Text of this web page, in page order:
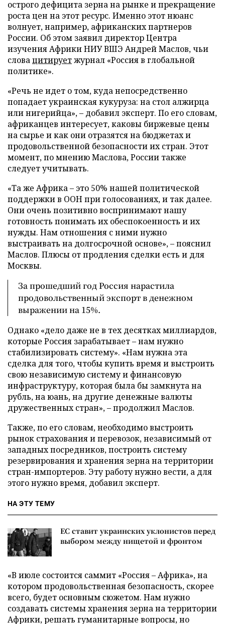
острого дефицита зерна на рынке и прекращение
роста цен на этот ресурс. Именно этот нюанс
волнует, например, африканских партнеров
России. Об этом заявил директор Центра
изучения Африки НИУ ВШЭ Андрей Маслов, чьи
словацитируетжурнал «Россия в глобальной
политике».
«Речь не идет о том, куда непосредственно
попадает украинская кукуруза: на стол алжирца
или нигерийца», – добавил эксперт. По его словам,
африканцев интересует, каковы биржевые цены
на сырье и как они отразятся на бюджетах и
продовольственной безопасности их стран. Этот
момент, по мнению Маслова, России также
следует учитывать.
«Та же Африка – это 50% нашей политической
поддержки в ООН при голосованиях, и так далее.
Они очень позитивно воспринимают нашу
готовность понимать их обеспокоенность и их
нужды. Нам отношения с ними нужно
выстраивать на долгосрочной основе», – пояснил
Маслов. Плюсы от продления сделки есть и для
Москвы.
За прошедший год Россия нарастила
продовольственный экспорт в денежном
выражении на 15%.
Однако «дело даже не в тех десятках миллиардов,
которые Россия зарабатывает – нам нужно
стабилизировать систему». «Нам нужна эта
сделка для того, чтобы купить время и выстроить
свою независимую систему и финансовую
инфраструктуру, которая была бы замкнута на
рубль, на юань, на другие денежные валюты
дружественных стран», – продолжил Маслов.
Также, по его словам, необходимо выстроить
рынок страхования и перевозок, независимый от
западных посредников, построить систему
резервирования и хранения зерна на территории
стран-импортеров. Эту работу нужно вести, а для
этого нужно время, добавил эксперт.
НА ЭТУ ТЕМУ
ЕС ставит украинских уклонистов перед
выбором между нищетой и фронтом
«В июле состоится саммит «Россия – Африка», на
котором продовольственная безопасность, скорее
всего, будет основным сюжетом. Нам нужно
создавать системы хранения зерна на территории
Африки, решать гуманитарные вопросы, но